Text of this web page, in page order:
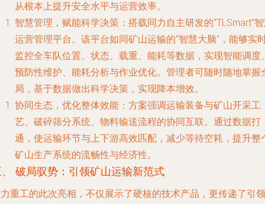
从根本上提升安全水平与运营效率。
智慧管理，赋能科学决策 ：搭载同力自主研发的“TLSmart”
运营管理平台。该平台如同矿山运输的“智慧大脑”，能够实
监控全车队位置、状态、载重、能耗等数据，实现智能调度
预防性维护、能耗分析与作业优化。管理者可随时随地掌握
局，基于数据做出科学决策，实现降本增效。
协同生态，优化整体效能 ：方案强调运输装备与矿山开采工
艺、破碎筛分系统、物料输送流程的协同互联。通过数据打
通，使运输环节与上下游高效匹配，减少等待空耗，提升整
矿山生产系统的流畅性与经济性。
破局驭势：引领矿山运输新范式
重工的此次亮相，不仅展示了硬核的技术产品，更传递了引领